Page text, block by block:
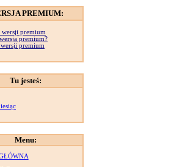
PREMIUM:
wersji premium
premium?
premium
Tu jesteś:
Menu: